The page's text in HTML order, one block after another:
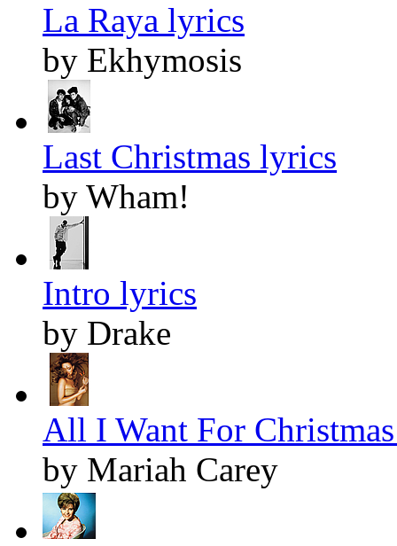
La Raya lyrics
by Ekhymosis
Last Christmas lyrics
by Wham!
Intro lyrics
by Drake
All I Want For
by Mariah Carey